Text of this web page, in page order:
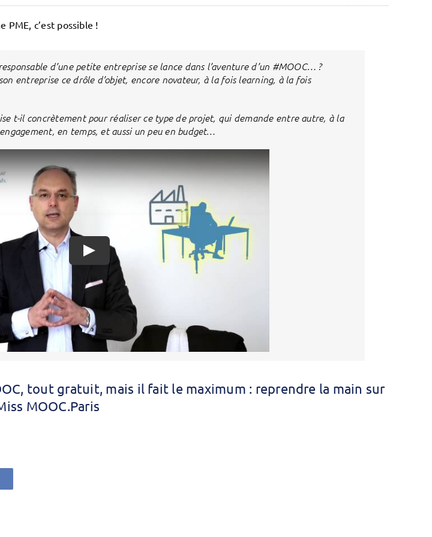
PME, c’est possible !
d’une petite entreprise se lance dans l’aventure d’un #MOOC… ?
entreprise ce drôle d’objet, encore novateur, à la fois learning, à la fois
t-il concrètement pour réaliser ce type de projet, qui demande entre autre, à la
en temps, et aussi un peu en budget…
tout gratuit, mais il fait le maximum : reprendre la main sur
MOOC.Paris